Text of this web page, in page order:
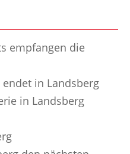
empfangen die
in Landsberg
in Landsberg